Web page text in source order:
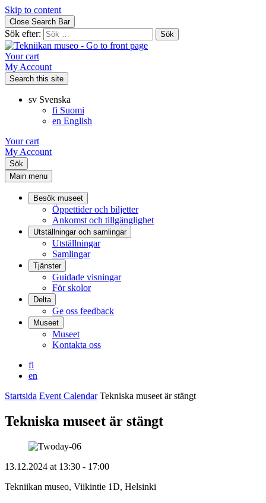
Skip to content
Close Search Bar
Sök efter:
Your cart
My Account
Search this site
sv Svenska
fi Suomi
en English
Your cart
My Account
Sök
Main menu
Besök museet
Öppettider och biljetter
Ankomst och tillgänglighet
Utställningar och samlingar
Utställningar
Samlingar
Tjänster
Guidade visningar
För skolor
Delta
Ge oss feedback
Museet
Museet
Kontakta oss
fi
en
Startsida Event Calendar Tekniska museet är stängt
Tekniska museet är stängt
13.12.2024 at 13:30 - 17:00
Tekniikan museo, Viikintie 1D, Helsinki